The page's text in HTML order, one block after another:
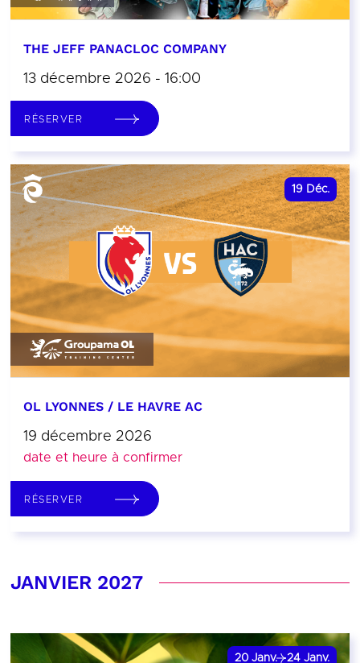
THE JEFF PANACLOC COMPANY
13 décembre 2026 - 16:00
RÉSERVER
19 Déc.
OL LYONNES / LE HAVRE AC
19 décembre 2026
date et heure à confirmer
RÉSERVER
JANVIER 2027
20 Janv. 24 Janv.